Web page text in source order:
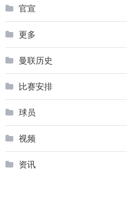
官宣
更多
曼联历史
比赛安排
球员
视频
资讯